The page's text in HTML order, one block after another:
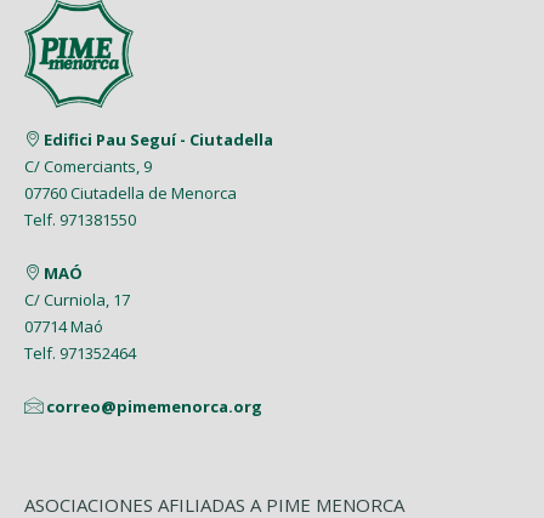
Enero (8)
Febrero (6)
Enero (7)
Abril (7)
Marzo (9)
Febrero (4)
Enero (9)
Mayo (5)
Abril (6)
Febrero (7)
Enero (1)
Mayo (5)
Abril (8)
Marzo (5)
Febrero (1)
Enero (2)
Agosto (5)
Julio (2)
Junio (8)
Mayo (7)
Abril (4)
Febrero (6)
Enero (2)
Edifici Pau Seguí - Ciutadella
C/ Comerciants, 9
07760 Ciutadella de Menorca
Telf. 971381550
MAÓ
C/ Curniola, 17
07714 Maó
Telf. 971352464
correo@pimemenorca.org
ASOCIACIONES AFILIADAS A PIME MENORCA